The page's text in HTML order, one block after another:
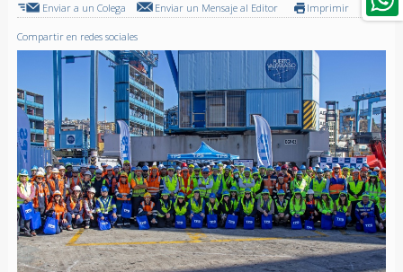
Enviar a un Colega Enviar un Mensaje al Editor Imprimir
Compartir en redes sociales